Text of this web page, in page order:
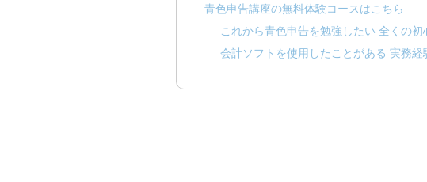
青色申告講座の無料体験コースはこちら
これから青色申告を勉強したい 全くの初
会計ソフトを使用したことがある 実務経